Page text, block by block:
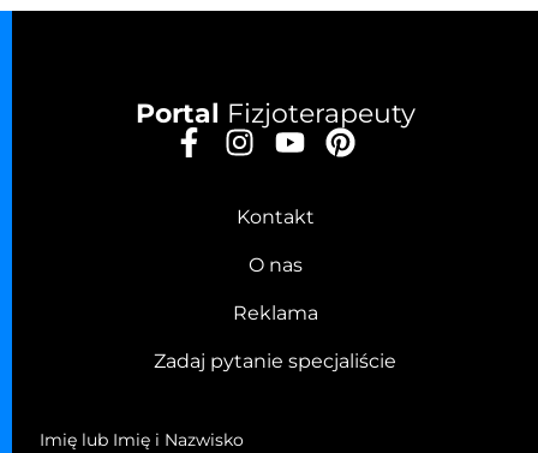
Portal Fizjoterapeuty
Kontakt
O nas
Reklama
Zadaj pytanie specjaliście
Imię lub Imię i Nazwisko